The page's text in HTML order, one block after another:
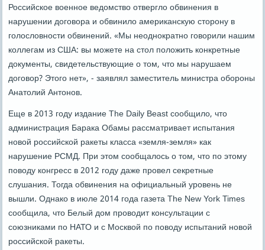
Российское военное ведомство отвергло обвинения в
нарушении договора и обвинило американскую сторону в
голословности обвинений. «Мы неоднократно говорили нашим
коллегам из США: вы можете на стол положить конкретные
документы, свидетельствующие о том, что мы нарушаем
договор? Этого нет», - заявлял заместитель министра обороны
Анатолий Антонов.
Еще в 2013 году издание The Daily Beast сообщило, что
администрация Барака Обамы рассматривает испытания
новой российской ракеты класса «земля-земля» как
нарушение РСМД. При этом сообщалось о том, что по этому
поводу конгресс в 2012 году даже провел секретные
слушания. Тогда обвинения на официальный уровень не
вышли. Однако в июле 2014 года газета The New York Times
сообщила, что Белый дом проводит консультации с
союзниками по НАТО и с Москвой по поводу испытаний новой
российской ракеты.